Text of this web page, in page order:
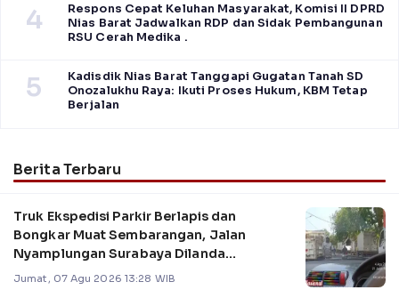
4
Respons Cepat Keluhan Masyarakat, Komisi II DPRD
Nias Barat Jadwalkan RDP dan Sidak Pembangunan
RSU Cerah Medika .
5
Kadisdik Nias Barat Tanggapi Gugatan Tanah SD
Onozalukhu Raya: Ikuti Proses Hukum, KBM Tetap
Berjalan
Berita Terbaru
Truk Ekspedisi Parkir Berlapis dan
Bongkar Muat Sembarangan, Jalan
Nyamplungan Surabaya Dilanda
Kemacetan
Jumat, 07 Agu 2026 13:28 WIB